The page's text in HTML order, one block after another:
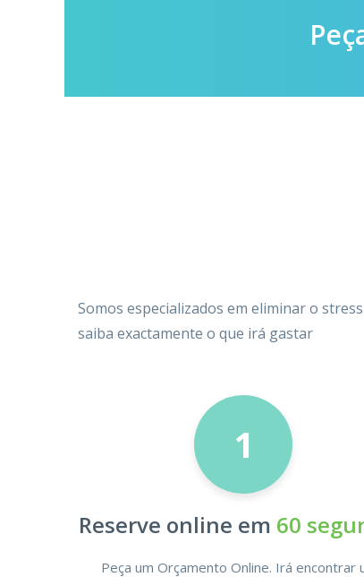
Somos especializados em eliminar o
saiba exactamente o que irá gastar
1
Reserve online em 60
Peça um Orçamento Online. Irá encontrar